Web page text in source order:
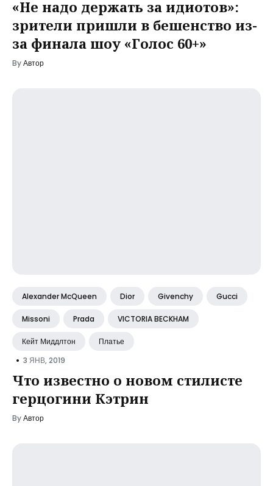
«Не надо держать за идиотов»:
зрители пришли в бешенство из-
за финала шоу «Голос 60+»
ByАвтор
Alexander McQueen Dior Givenchy Gucci
Missoni Prada VICTORIA BECKHAM
Кейт Миддлтон Платье
• 3 ЯНВ, 2019
Что известно о новом стилисте
герцогини Кэтрин
ByАвтор